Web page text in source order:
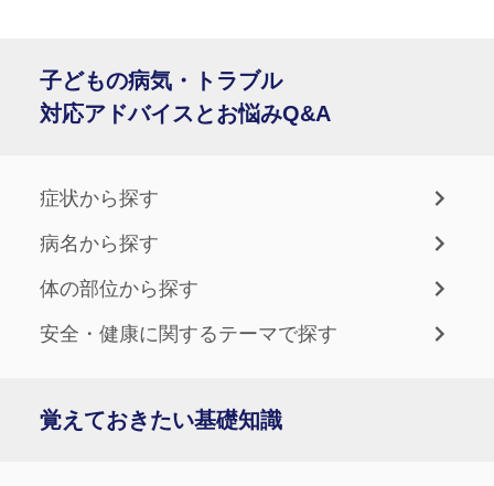
子どもの病気・トラブル
対応アドバイスとお悩みQ&A
症状から探す
病名から探す
体の部位から探す
安全・健康に関するテーマで探す
覚えておきたい基礎知識